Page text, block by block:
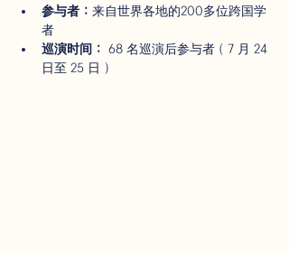
参与者： 来自世界各地的200多位跨国学
者
巡演时间： 68 名巡演后参与者（7 月 24
日至 25 日）